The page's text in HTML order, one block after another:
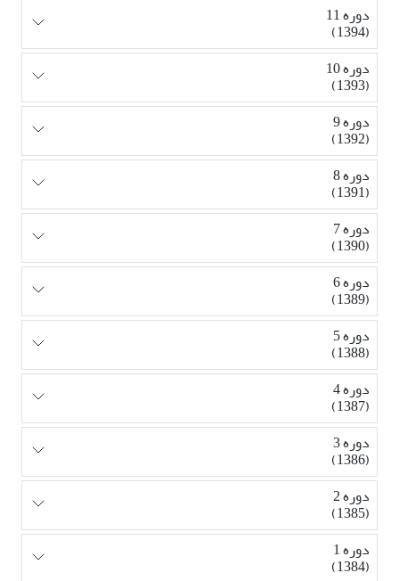
دوره 11
(1394)
دوره 10
(1393)
دوره 9
(1392)
دوره 8
(1391)
دوره 7
(1390)
دوره 6
(1389)
دوره 5
(1388)
دوره 4
(1387)
دوره 3
(1386)
دوره 2
(1385)
دوره 1
(1384)